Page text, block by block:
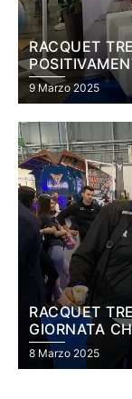
RACQUET
9 Marzo 2025
RACQUET
GIORNATA
8 Marzo 2025